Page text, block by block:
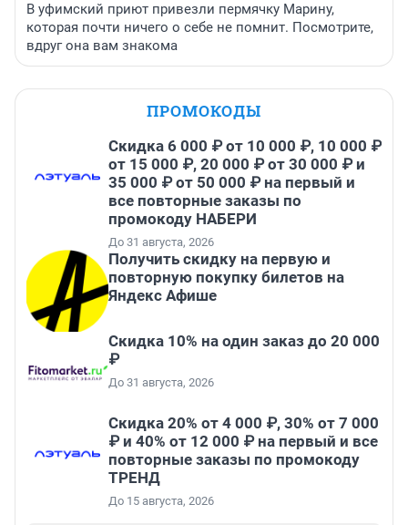
В уфимский приют привезли пермячку Марину,
которая почти ничего о себе не помнит. Посмотрите,
вдруг она вам знакома
ПРОМОКОДЫ
Скидка 6 000 ₽ от 10 000 ₽, 10 000 ₽
от 15 000 ₽, 20 000 ₽ от 30 000 ₽ и
35 000 ₽ от 50 000 ₽ на первый и
все повторные заказы по
промокоду НАБЕРИ
До 31 августа, 2026
Получить скидку на первую и
повторную покупку билетов на
Яндекс Афише
Скидка 10% на один заказ до 20 000
₽
До 31 августа, 2026
Скидка 20% от 4 000 ₽, 30% от 7 000
₽ и 40% от 12 000 ₽ на первый и все
повторные заказы по промокоду
ТРЕНД
До 15 августа, 2026